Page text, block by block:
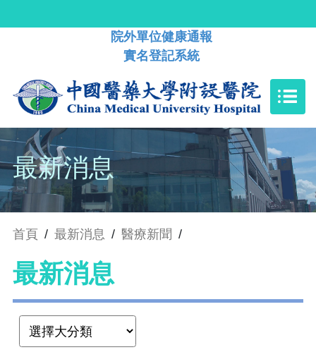
院外單位健康通報
實名登記系統
最新消息
首頁 / 最新消息 / 醫療新聞 /
最新消息